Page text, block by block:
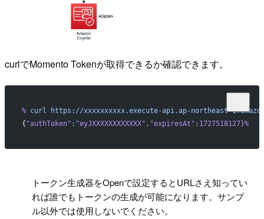
curlでMomento Tokenが取得できるか確認できます。
% curl https://xxxxxxxxxx.execute-api.ap-northeast-
{ "authToken" : "eyJXXXXXXXXXXXX" , "expiresAt" :1727518127}%
トークン生成器をOpenで設定するとURLさえ知ってい
れば誰でもトークンの生成が可能になります。サンプ
ル以外では使用しないでください。